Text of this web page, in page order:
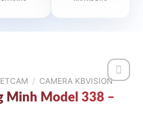
/ CAMERA KBVISION
Minh Model 338 –